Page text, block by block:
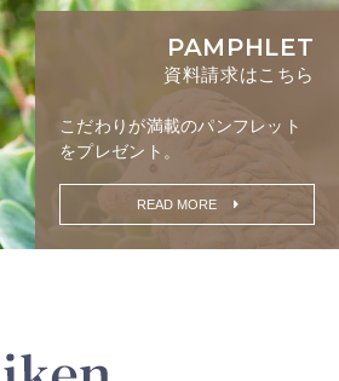
PAMPHLET
資料請求はこちら
こだわりが満載のパンフレット
をプレゼント。
READ MORE